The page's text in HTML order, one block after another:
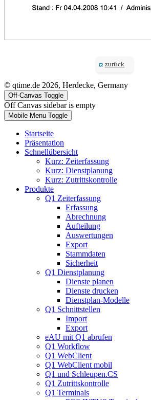
zurück
© qtime.de 2026, Herdecke, Germany
Off-Canvas Toggle
Off Canvas sidebar is empty
Mobile Menu Toggle
Startseite
Präsentation
Schnellübersicht
Kurz: Zeiterfassung
Kurz: Dienstplanung
Kurz: Zutrittskontrolle
Produkte
Q1 Zeiterfassung
Erfassung
Abrechnung
Aufteilung
Auswertungen
Export
Stammdaten
Sicherheit
Q1 Dienstplanung
Dienste planen
Dienste drucken
Dienstplan-Modelle
Q1 Schnittstellen
Import
Export
eAU mit Q1 abrufen
Q1 Workflow
Q1 WebClient
Q1 WebClient mobil
Q1 und Schleupen.CS
Q1 Zutrittskontrolle
Q1 Terminals